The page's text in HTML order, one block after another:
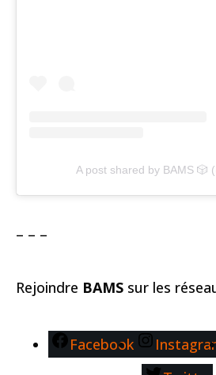
A post shared by BAMS 🎲
– – –
Rejoindre BAMS sur les
Facebook